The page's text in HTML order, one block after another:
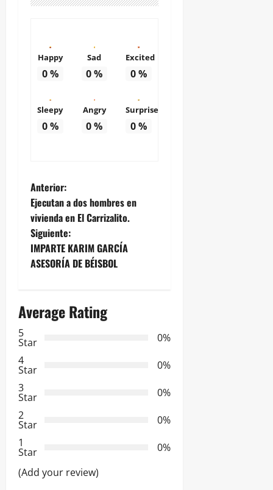
Happy
0%
Sad
0%
Excited
0%
Sleepy
0%
Angry
0%
Surprise
0%
N
a
v
e
a
c
i
ó
n
d
e
Anterior:
Ejecutan a dos hombres en
vivienda en El Carrizalito.
Siguiente:
IMPARTE KARIM GARCÍA
ASESORÍA DE BÉISBOL
Average Rating
5
Star
0%
4
Star
0%
3
Star
0%
2
Star
0%
1
Star
0%
(Add your review)